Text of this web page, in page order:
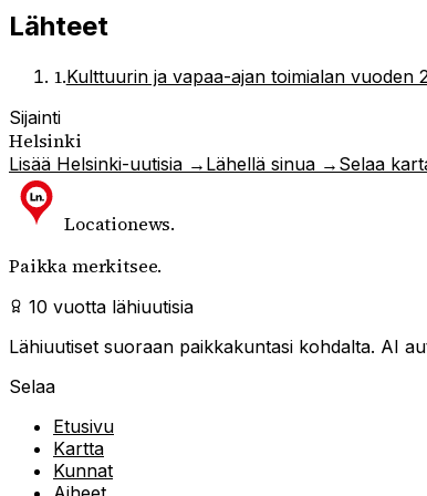
Lähteet
1.Kulttuurin ja vapaa-ajan toimialan vuoden
Sijainti
Helsinki
Lisää Helsinki-uutisia → Lähellä sinua → Selaa
Locationews.
Paikka merkitsee.
10 vuotta lähiuutisia
Lähiuutiset suoraan paikkakuntasi kohdalta. AI
Selaa
Etusivu
Kartta
Kunnat